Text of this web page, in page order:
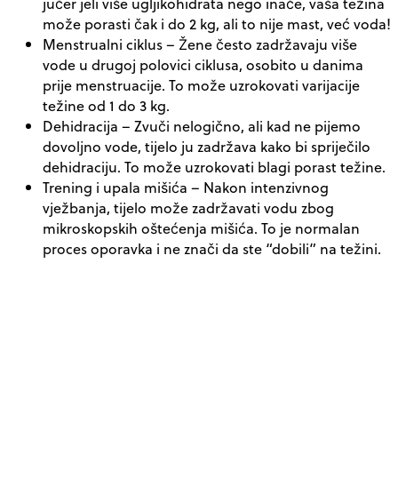
može porasti čak i do 2 kg, ali to nije mast, već voda!
Menstrualni ciklus– Žene često zadržavaju više
vode u drugoj polovici ciklusa, osobito u danima
prije menstruacije. To može uzrokovati varijacije
težine od 1 do 3 kg.
Dehidracija – Zvuči nelogično, ali kad ne pijemo
dovoljno vode, tijelo ju zadržava kako bi spriječilo
dehidraciju. To može uzrokovati blagi porast težine.
Trening i upala mišića – Nakon intenzivnog
vježbanja, tijelo može zadržavati vodu zbog
mikroskopskih oštećenja mišića. To je normalan
proces oporavka i ne znači da ste “dobili” na težini.